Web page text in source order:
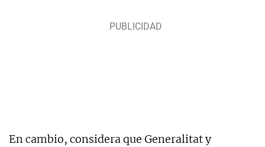
En cambio, considera que Generalitat y